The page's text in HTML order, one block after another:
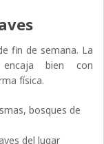
fin de semana. La
encaja bien con
física.
bosques de
del lugar